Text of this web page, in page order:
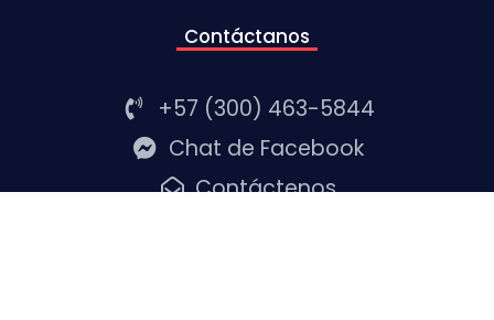
Contáctanos
+57 (300) 463-5844
Chat de Facebook
Contáctenos